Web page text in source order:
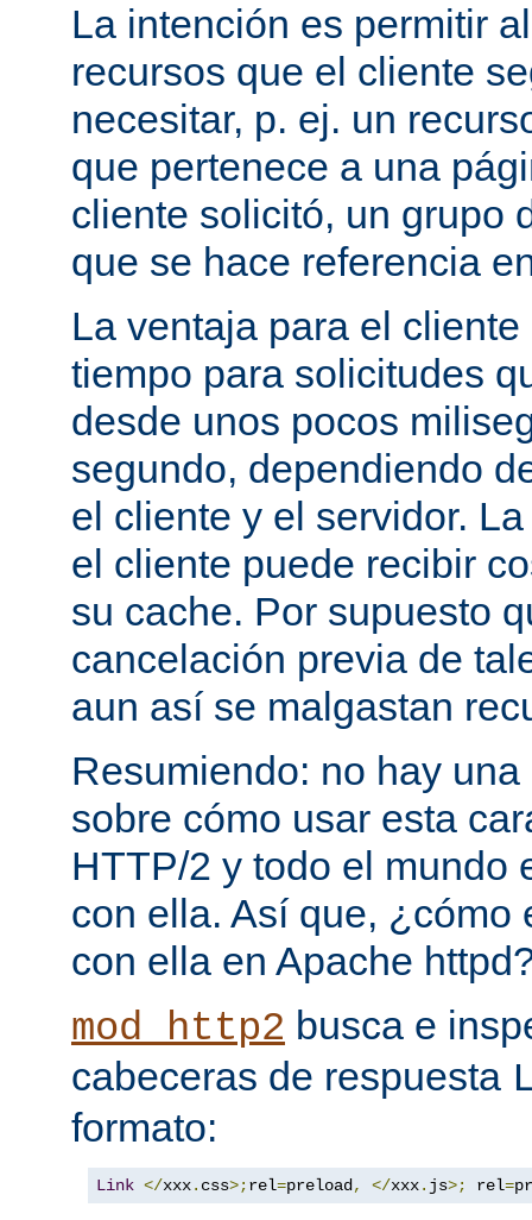
La intención es permitir
recursos que el cliente
necesitar, p. ej. un
que pertenece a una
cliente solicitó, un grupo
que se hace referencia
La ventaja para el
tiempo para solicitudes
desde unos pocos
segundo, dependiendo
el cliente y el servidor.
el cliente puede recibir
su cache. Por supuesto
cancelación previa de
aun así se malgastan
Resumiendo: no hay
sobre cómo usar esta
HTTP/2 y todo el mundo
con ella. Así que, ¿cómo
con ella en Apache
mod_http2 busca e
cabeceras de respuesta
formato:
Link </xxx. css>;rel=preload, </xxx. js>; rel=